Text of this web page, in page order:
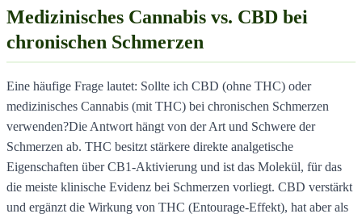
Medizinisches Cannabis vs. CBD bei
chronischen Schmerzen
Eine häufige Frage lautet: Sollte ich CBD (ohne THC) oder
medizinisches Cannabis (mit THC) bei chronischen Schmerzen
verwenden?Die Antwort hängt von der Art und Schwere der
Schmerzen ab. THC besitzt stärkere direkte analgetische
Eigenschaften über CB1-Aktivierung und ist das Molekül, für das
die meiste klinische Evidenz bei Schmerzen vorliegt. CBD verstärkt
und ergänzt die Wirkung von THC (Entourage-Effekt), hat aber als